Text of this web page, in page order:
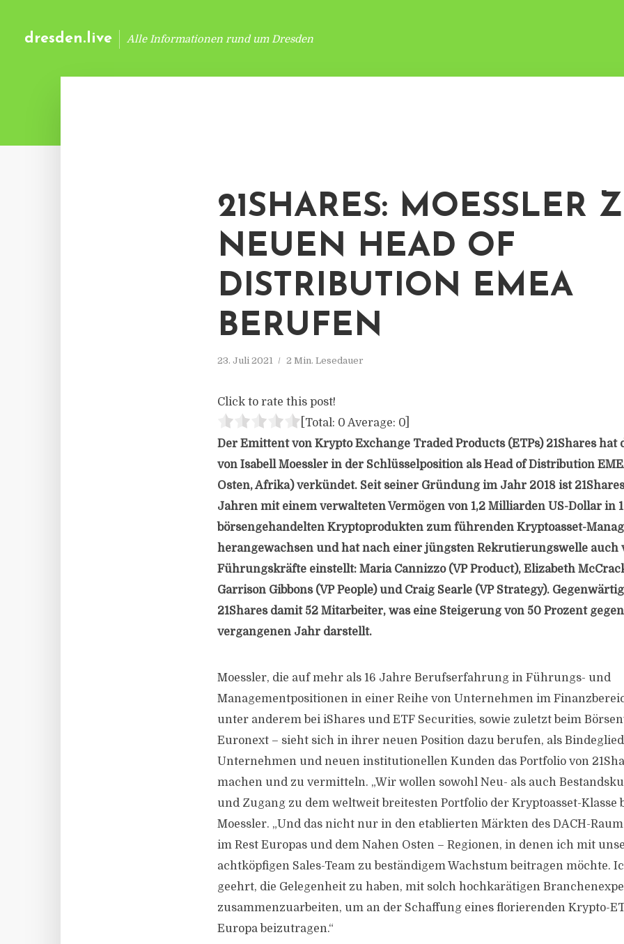
dresden.live Alle Informationen rund um Dresden
21SHARES: MOESSLER
NEUEN HEAD OF
DISTRIBUTION EMEA
BERUFEN
23. Juli 2021 2 Min. Lesedauer
Click to rate this post!
[Total: 0 Average: 0
Der Emittent von Krypto Exchange Traded Products (ETPs) 21Shares hat
von Isabell Moessler in der Schlüsselposition als Head of Distribution
Osten, Afrika) verkündet. Seit seiner Gründung im Jahr 2018 ist
Jahren mit einem verwalteten Vermögen von 1,2 Milliarden US-Dollar in
börsengehandelten Kryptoprodukten zum führenden Kryptoasset-
herangewachsen und hat nach einer jüngsten Rekrutierungswelle auch
Führungskräfte einstellt: Maria Cannizzo (VP Product), Elizabeth
Garrison Gibbons (VP People) und Craig Searle (VP Strategy).
21Shares damit 52 Mitarbeiter, was eine Steigerung von 50 Prozent
vergangenen Jahr darstellt.
Moessler, die auf mehr als 16 Jahre Berufserfahrung in Führungs- und
Managementpositionen in einer Reihe von Unternehmen im
unter anderem bei iShares und ETF Securities, sowie zuletzt beim
Euronext – sieht sich in ihrer neuen Position dazu berufen, als
Unternehmen und neuen institutionellen Kunden das Portfolio von
machen und zu vermitteln. „Wir wollen sowohl Neu- als auch
und Zugang zu dem weltweit breitesten Portfolio der Kryptoasset-Klasse
Moessler. „Und das nicht nur in den etablierten Märkten des DACH-
im Rest Europas und dem Nahen Osten – Regionen, in denen ich mit
achtköpfigen Sales-Team zu beständigem Wachstum beitragen möchte.
geehrt, die Gelegenheit zu haben, mit solch hochkarätigen
zusammenzuarbeiten, um an der Schaffung eines florierenden Krypto-
Europa beizutragen.“